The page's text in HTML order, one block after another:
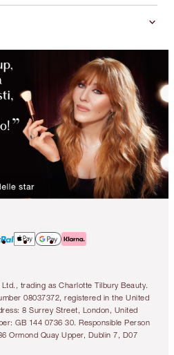
trading as Charlotte Tilbury Beauty.
08037372, registered in the United
8 Surrey Street, London, United
GB 144 0736 30. Responsible Person
Ormond Quay Upper, Dublin 7, D07